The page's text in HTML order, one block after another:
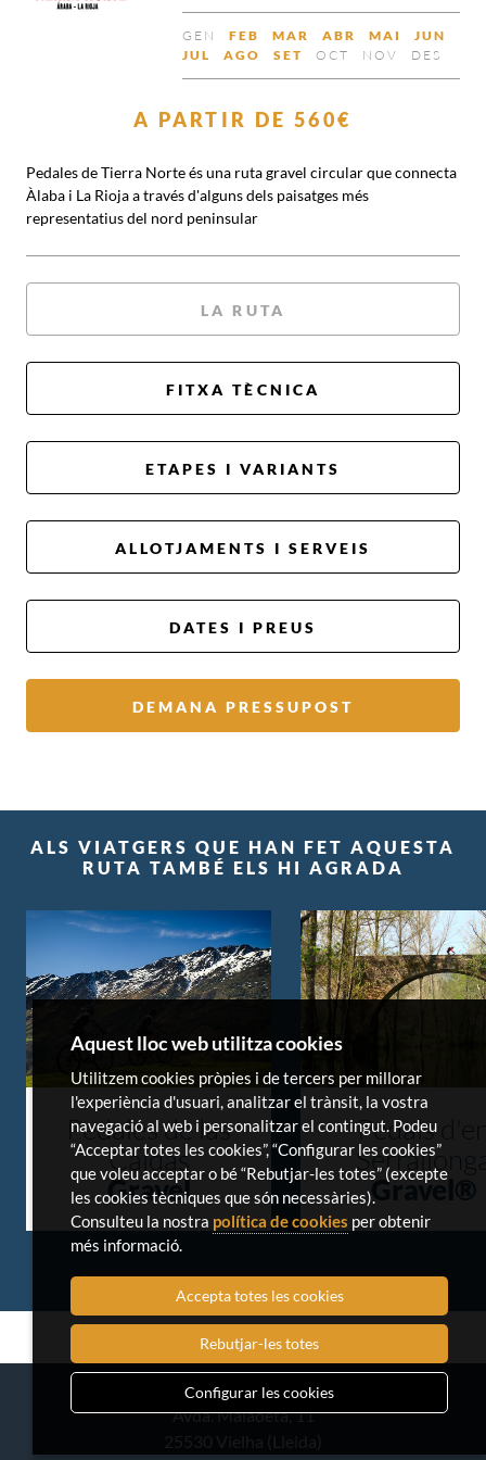
GEN
NO
FEB
DISPONIBLE
MAR
DISPONIBLE
ABR
DISPONIBLE
MAI
JUN
JUL
AGO
SET
OCT
NOV
DES
A PARTIR DE560€
Pedales de Tierra Norte és una ruta gravel circular que connecta
Àlaba i La Rioja a través d'alguns dels paisatges més
representatius del nord peninsular
LA RUTA
FITXA TÈCNICA
ETAPES I VARIANTS
ALLOTJAMENTS I SERVEIS
DATES I PREUS
DEMANA PRESSUPOST
ALS VIATGERS QUE HAN FET AQUESTA
RUTA TAMBÉ ELS HI AGRADA
Pedales de las
Caldas
Gravel
Pedals
Gravel®
Avda. Maladeta, 11
Aquest lloc web utilitza cookies
Utilitzem cookies pròpies i de tercers per millorar
l'experiència d'usuari, analitzar el trànsit, la vostra
navegació al web i personalitzar el contingut. Podeu
“Acceptar totes les cookies”, “Configurar les cookies”
que voleu acceptar o bé “Rebutjar-les totes” (excepte
les cookies tècniques que són necessàries).
Consulteu la nostra política de cookies per obtenir
més informació.
Accepta totes les cookies
Rebutjar-les totes
Configurar les cookies